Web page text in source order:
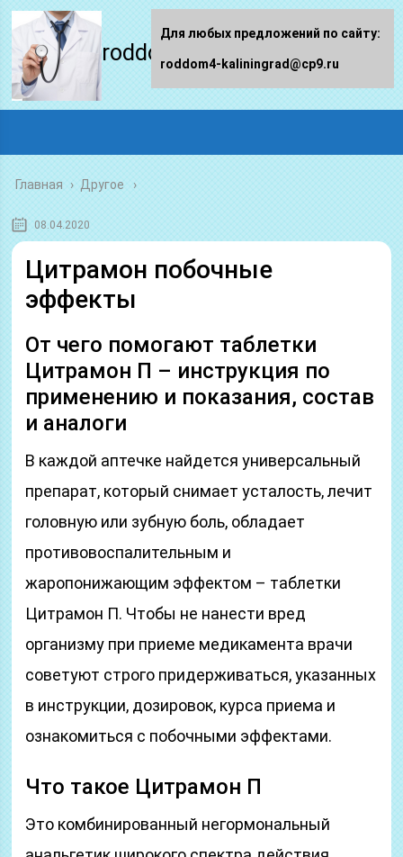
roddom4-kaliningrad.ru
Главная › Другое
08.04.2020
Цитрамон побочные
эффекты
От чего помогают таблетки
Цитрамон П – инструкция по
применению и показания, состав
и аналоги
В каждой аптечке найдется универсальный
препарат, который снимает усталость, лечит
головную или зубную боль, обладает
противовоспалительным и
жаропонижающим эффектом – таблетки
Цитрамон П. Чтобы не нанести вред
организму при приеме медикамента врачи
советуют строго придерживаться, указанных
в инструкции, дозировок, курса приема и
ознакомиться с побочными эффектами.
Что такое Цитрамон П
Это комбинированный негормональный
Для любых предложений по сайту:
roddom4-kaliningrad@cp9.ru